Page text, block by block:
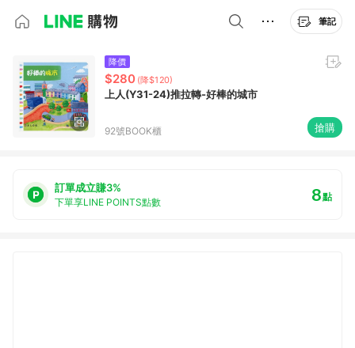
筆記
降價
$280 (降$120)
上人(Y31-24)推拉轉-好棒的城市
92號BOOK櫃 搶購
訂單成立賺3%
下單享LINE POINTS點數 8點